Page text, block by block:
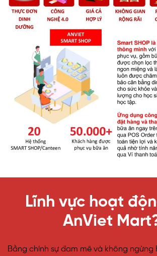
Lĩnh vực hoạt
AnViet
Bằng chính sự đam mê và không